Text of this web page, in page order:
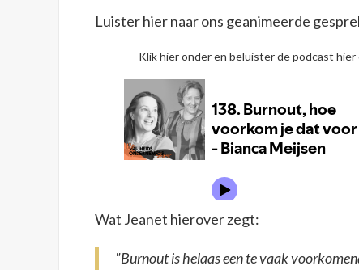
Luister hier naar ons geanimeerde
Klik hier onder en beluister de podcast
Wat Jeanet hierover zegt:
"Burnout is helaas een te vaak